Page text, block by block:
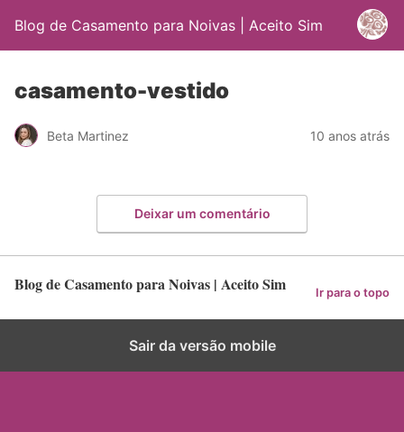
Blog de Casamento para Noivas | Aceito Sim
casamento-vestido
Beta Martinez 10 anos atrás
Deixar um comentário
Blog de Casamento para Noivas | Aceito Sim Ir para o topo
Sair da versão mobile